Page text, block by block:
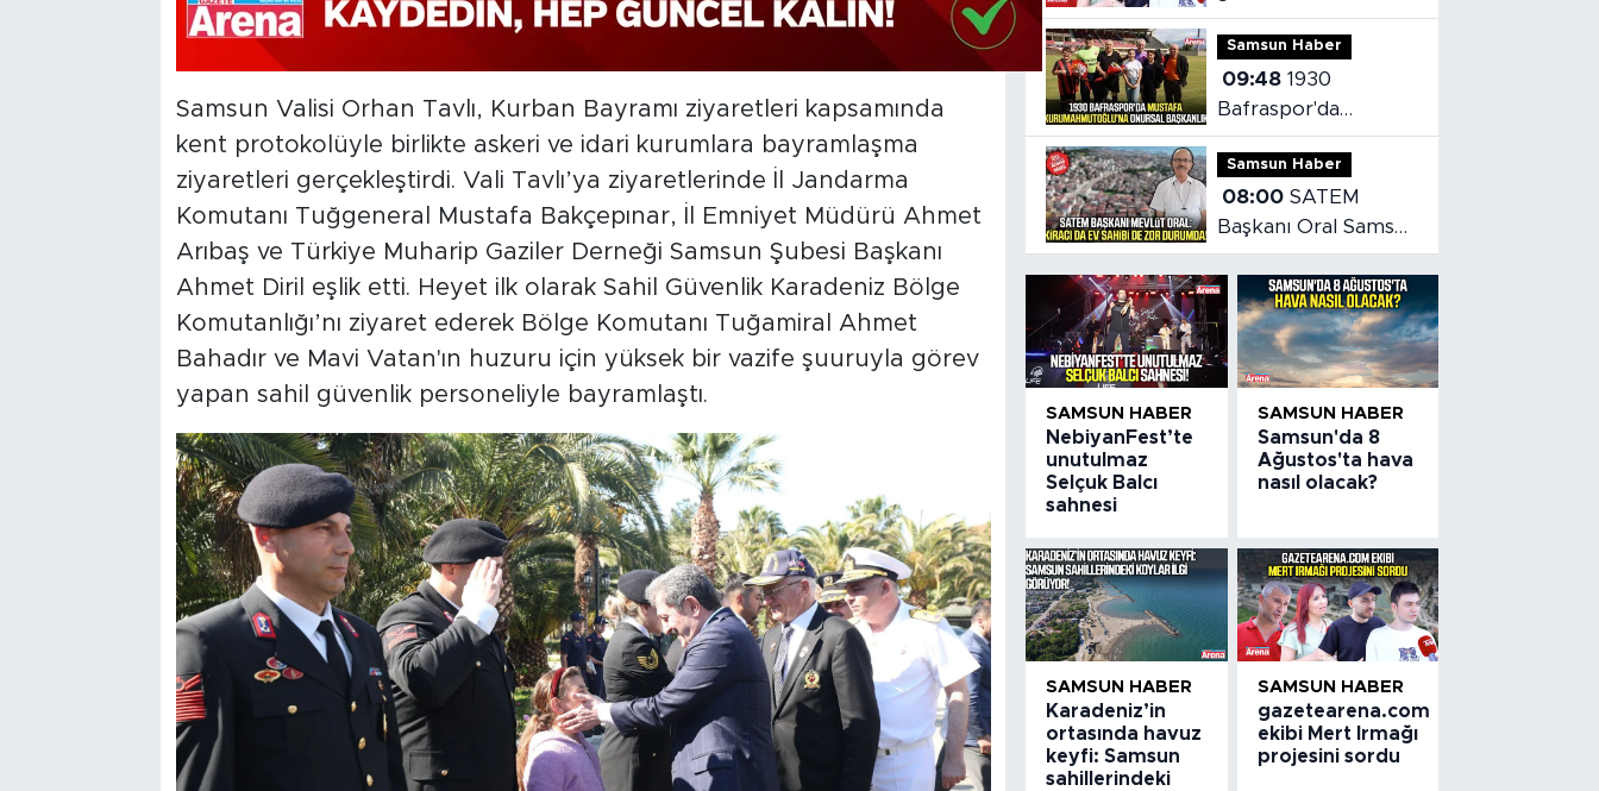
Samsun Valisi Orhan Tavlı, Kurban Bayramı ziyaretleri kapsamında
kent protokolüyle birlikte askeri ve idari kurumlara bayramlaşma
ziyaretleri gerçekleştirdi. Vali Tavlı’ya ziyaretlerinde İl Jandarma
Komutanı Tuğgeneral Mustafa Bakçepınar, İl Emniyet Müdürü Ahmet
Arıbaş ve Türkiye Muharip Gaziler Derneği Samsun Şubesi Başkanı
Ahmet Diril eşlik etti. Heyet ilk olarak Sahil Güvenlik Karadeniz Bölge
Komutanlığı’nı ziyaret ederek Bölge Komutanı Tuğamiral Ahmet
Bahadır ve Mavi Vatan'ın huzuru için yüksek bir vazife şuuruyla görev
yapan sahil güvenlik personeliyle bayramlaştı.
ekibi Mert Irmağı
projesini sordu
Samsun Haber
09:48 1930
Bafraspor'da
Mustafa
Kurumahmutoğlu'na
onursal başkanlık
Samsun Haber
08:00 SATEM
Başkanı Oral Samsun
konut piyasasını
değerlendirdi
SAMSUN HABER
NebiyanFest’te
unutulmaz
Selçuk Balcı
sahnesi
SAMSUN HABER
Samsun'da 8
Ağustos'ta hava
nasıl olacak?
SAMSUN HABER
Karadeniz’in
ortasında havuz
keyfi: Samsun
sahillerindeki
SAMSUN HABER
gazetearena.com
ekibi Mert Irmağı
projesini sordu